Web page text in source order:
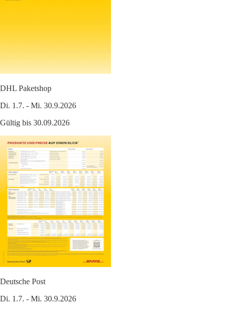
DHL Paketshop
Di. 1.7. - Mi. 30.9.2026
Gültig bis 30.09.2026
Deutsche Post
Di. 1.7. - Mi. 30.9.2026